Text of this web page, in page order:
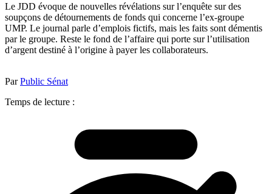
Le JDD évoque de nouvelles révélations sur l’enquête sur des
soupçons de détournements de fonds qui concerne l’ex-groupe
UMP. Le journal parle d’emplois fictifs, mais les faits sont démentis
par le groupe. Reste le fond de l’affaire qui porte sur l’utilisation
d’argent destiné à l’origine à payer les collaborateurs.
ParPublic Sénat
Temps de lecture :